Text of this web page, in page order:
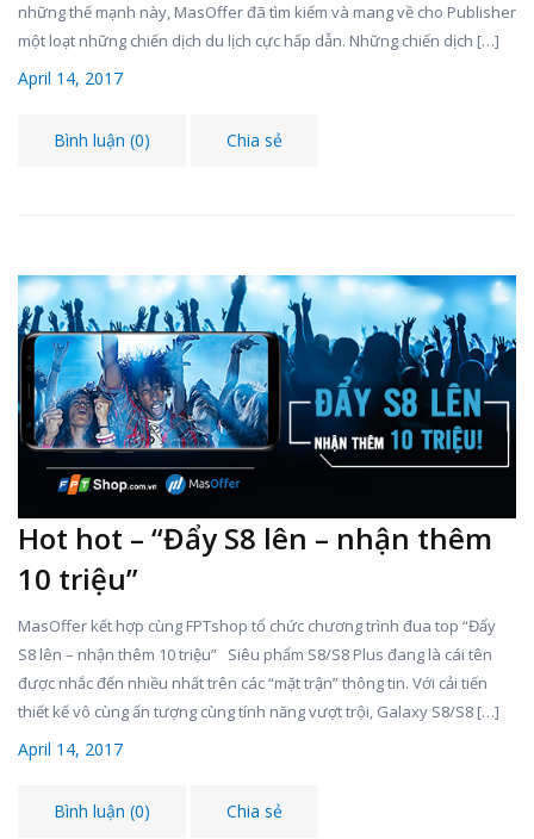
những thế mạnh này, MasOffer đã tìm kiếm và mang về cho Publisher
một loạt những chiến dịch du lịch cực hấp dẫn. Những chiến dịch […]
April 14, 2017
Bình luận (0) Chia sẻ
Hot hot – “Đẩy S8 lên – nhận thêm
10 triệu”
MasOffer kết hợp cùng FPTshop tổ chức chương trình đua top “Đẩy
S8 lên – nhận thêm 10 triệu” Siêu phẩm S8/S8 Plus đang là cái tên
được nhắc đến nhiều nhất trên các “mặt trận” thông tin. Với cải tiến
thiết kế vô cùng ấn tượng cùng tính năng vượt trội, Galaxy S8/S8 […]
April 14, 2017
Bình luận (0) Chia sẻ